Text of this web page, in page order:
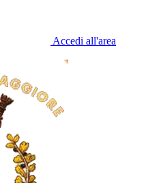
Accedi all'area